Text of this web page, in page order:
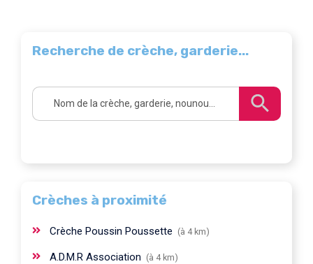
Recherche de crèche, garderie...
Crèches à proximité
Crèche Poussin Poussette (à 4 km)
A.D.M.R Association (à 4 km)